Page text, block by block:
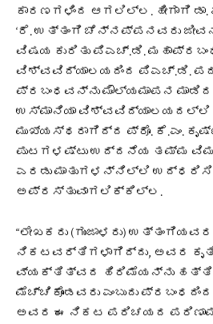
ಕಾರಣಗಳಿಂದ ಆಗಲಿಲ್ಲ. ಹೀಗಾಗಿ ಡಾ.
‘ರೆ. ಉತ್ತಂಗಿ ಚೆನ್ನಪ್ಪನವರು ಜೀವನ
ವಿಷಯ ಕುರಿತು ಪಿಎಚ್.ಡಿ.
ವಿಶ್ವವಿದ್ಯಾಲಯದಿಂದ ಪಿಎಚ್.ಡಿ.
ಪ್ರಬಂಧವನ್ನು ಮೌಲ್ಯಮಾಪನ ಮಾಡಿದ
ಉಸ್ಮಾನಿಯಾ
ಮುಖ್ಯಸ್ಥರಾಗಿದ್ದ ಪ್ರೊ. ಕೆ.ಎಂ.
ಪುಟಗಳಷ್ಟು ಉದ್ದನೆಯ ತಮ್ಮ
ಎರಡು ಮಾತುಗಳನ್ನಿಲ್ಲಿ
ಅಪ್ರಸ್ತುವಾಗಲಿಕ್ಕಿಲ್ಲ.
“ಲೇಖಕರು (ಗುಂಜಾಳರು) ಉತ್ತಂಗಿಯವರ
ನಿಕಟವರ್ತಿಗಳಾಗಿದ್ದು, ಅವರ
ವ್ಯಕ್ತಿತ್ವದ ಹಿರಿಮೆಯನ್ನು
ಮೆಚ್ಚಿಕೊಂಡವರು ಎಂಬುದು
ಅವರ ಈ ನಿಕಟ ಪರಿಚಯದ